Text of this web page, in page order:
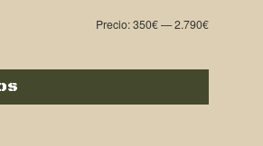
Precio:350€—2.790€